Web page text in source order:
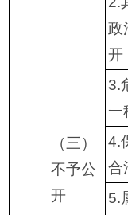
（三）
不予公
开
政
开
3.
一
4.
合
5.